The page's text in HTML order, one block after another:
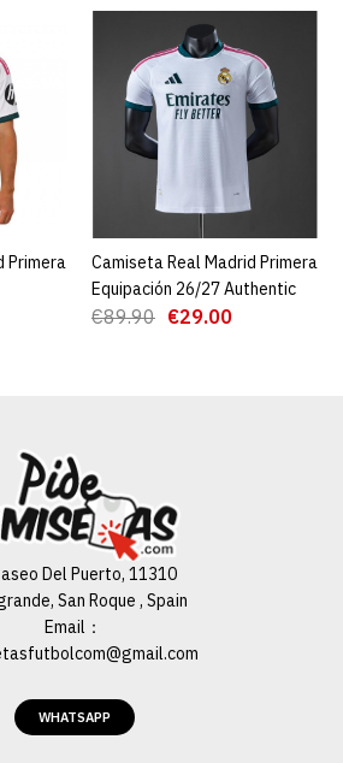
Primera
AGREGAR AL CARRO
Camiseta Real Madrid Primera
Equipación 26/27 Authentic
€89.90 €29.00
Del Puerto, 11310
San Roque , Spain
Email：
WHATSAPP